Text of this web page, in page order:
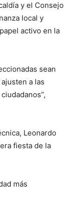
y el Consejo
local y
activo en la
sean
a las
Leonardo
fiesta de la
más